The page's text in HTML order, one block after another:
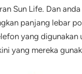
Sun Life. Dan
panjang lebar
yang
yang mereka